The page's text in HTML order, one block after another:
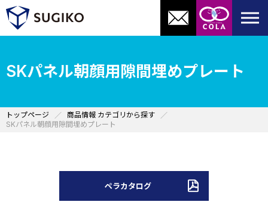
SKパネル朝顔用隙間埋めプレート
トップページ
商品情報 カテゴリから探す
SKパネル朝顔用隙間埋めプレート
ペラカタログ